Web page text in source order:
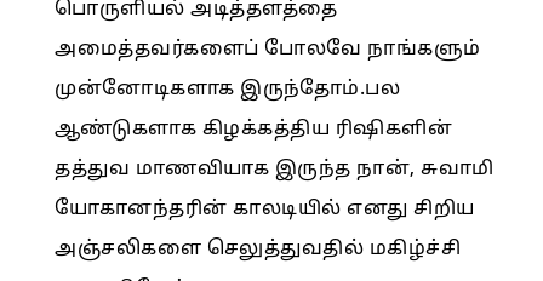
பொருளியல் அடித்தளத்தை
அமைத்தவர்களைப் போலவே நாங்களும்
முன்னோடிகளாக இருந்தோம்.பல
ஆண்டுகளாக கிழக்கத்திய ரிஷிகளின்
தத்துவ மாணவியாக இருந்த நான், சுவாமி
யோகானந்தரின் காலடியில் எனது சிறிய
அஞ்சலிகளை செலுத்துவதில் மகிழ்ச்சி